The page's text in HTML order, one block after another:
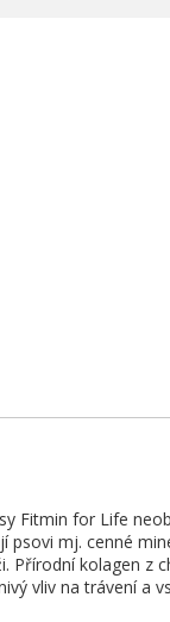
Fitmin for Life
psovi mj. cenné
Přírodní kolagen z
vliv na trávení a